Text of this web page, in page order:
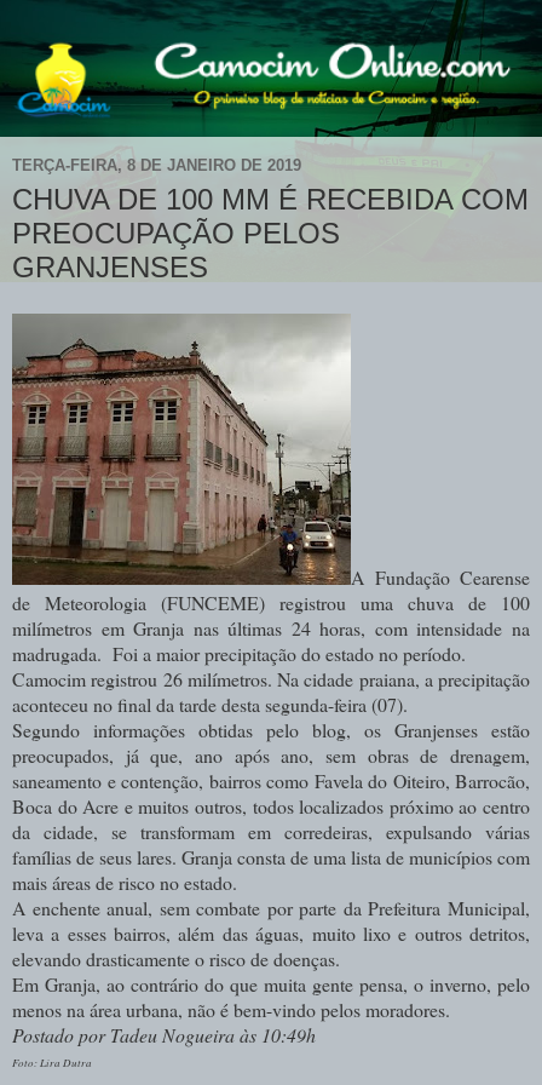
TERÇA-FEIRA, 8 DE JANEIRO DE 2019
CHUVA DE 100 MM É RECEBIDA COM
PREOCUPAÇÃO PELOS
GRANJENSES
A Fundação Cearense
de Meteorologia (FUNCEME) registrou uma chuva de 100
milímetros em Granja nas últimas 24 horas, com intensidade na
madrugada. Foi a maior precipitação do estado no período.
Camocim registrou 26 milímetros. Na cidade praiana, a precipitação
aconteceu no final da tarde desta segunda-feira (07).
Segundo informações obtidas pelo blog, os Granjenses estão
preocupados, já que, ano após ano, sem obras de drenagem,
saneamento e contenção, bairros como Favela do Oiteiro, Barrocão,
Boca do Acre e muitos outros, todos localizados próximo ao centro
da cidade, se transformam em corredeiras, expulsando várias
famílias de seus lares. Granja consta de uma lista de municípios com
mais áreas de risco no estado.
A enchente anual, sem combate por parte da Prefeitura Municipal,
leva a esses bairros, além das águas, muito lixo e outros detritos,
elevando drasticamente o risco de doenças.
Em Granja, ao contrário do que muita gente pensa, o inverno, pelo
menos na área urbana, não é bem-vindo pelos moradores.
Postado por Tadeu Nogueira às 10:49h
Foto: Lira Dutra